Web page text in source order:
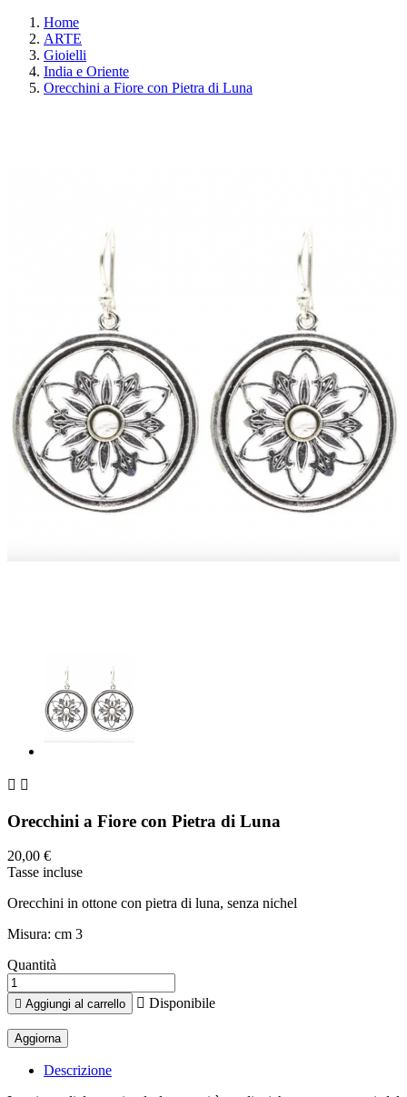
Home
ARTE
Gioielli
India e Oriente
Orecchini a Fiore con Pietra di Luna
 
Orecchini a Fiore con Pietra di Luna
20,00 €
Tasse incluse
Orecchini in ottone con pietra di luna, senza nichel
Misura: cm 3
Quantità
 Aggiungi al carrello  Disponibile
Descrizione